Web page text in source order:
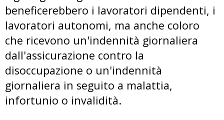
beneficerebbero i lavoratori dipendenti, i
lavoratori autonomi, ma anche coloro
che ricevono un'indennità giornaliera
dall'assicurazione contro la
disoccupazione o un'indennità
giornaliera in seguito a malattia,
infortunio o invalidità.